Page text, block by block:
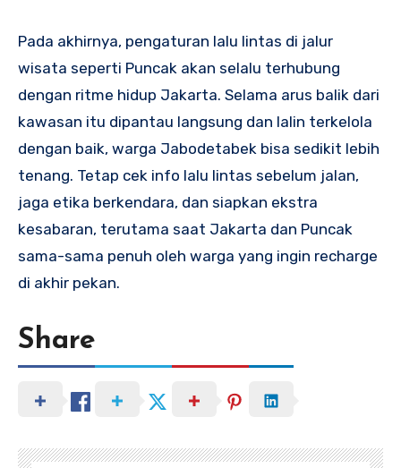
Pada akhirnya, pengaturan lalu lintas di jalur
wisata seperti Puncak akan selalu terhubung
dengan ritme hidup Jakarta. Selama arus balik dari
kawasan itu dipantau langsung dan lalin terkelola
dengan baik, warga Jabodetabek bisa sedikit lebih
tenang. Tetap cek info lalu lintas sebelum jalan,
jaga etika berkendara, dan siapkan ekstra
kesabaran, terutama saat Jakarta dan Puncak
sama-sama penuh oleh warga yang ingin recharge
di akhir pekan.
Share